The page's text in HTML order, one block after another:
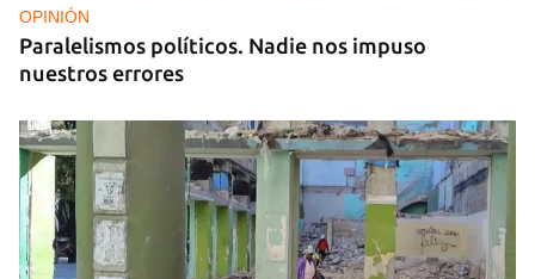
OPINIÓN
Paralelismos políticos. Nadie nos impuso
nuestros errores